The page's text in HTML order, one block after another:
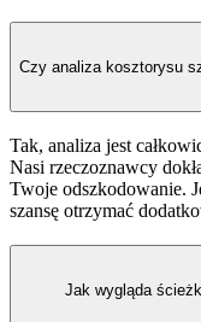
Czy analiza kosztorysu
Tak, analiza jest
Nasi rzeczoznawcy
Twoje odszkodowanie.
szansę otrzymać
Jak wygląda